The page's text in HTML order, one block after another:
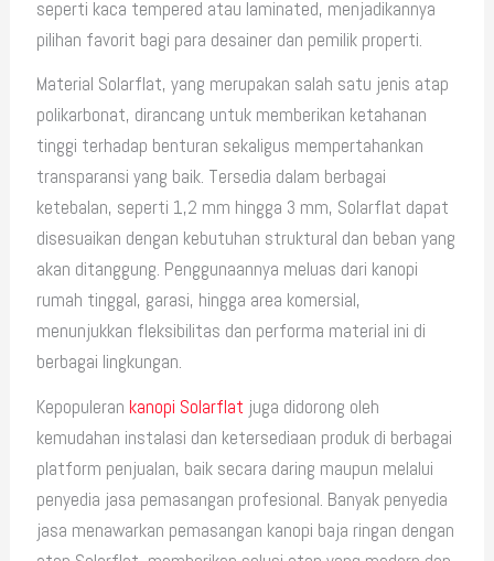
seperti kaca tempered atau laminated, menjadikannya
pilihan favorit bagi para desainer dan pemilik properti.
Material Solarflat, yang merupakan salah satu jenis atap
polikarbonat, dirancang untuk memberikan ketahanan
tinggi terhadap benturan sekaligus mempertahankan
transparansi yang baik. Tersedia dalam berbagai
ketebalan, seperti 1,2 mm hingga 3 mm, Solarflat dapat
disesuaikan dengan kebutuhan struktural dan beban yang
akan ditanggung. Penggunaannya meluas dari kanopi
rumah tinggal, garasi, hingga area komersial,
menunjukkan fleksibilitas dan performa material ini di
berbagai lingkungan.
Kepopulerankanopi Solarflat juga didorong oleh
kemudahan instalasi dan ketersediaan produk di berbagai
platform penjualan, baik secara daring maupun melalui
penyedia jasa pemasangan profesional. Banyak penyedia
jasa menawarkan pemasangan kanopi baja ringan dengan